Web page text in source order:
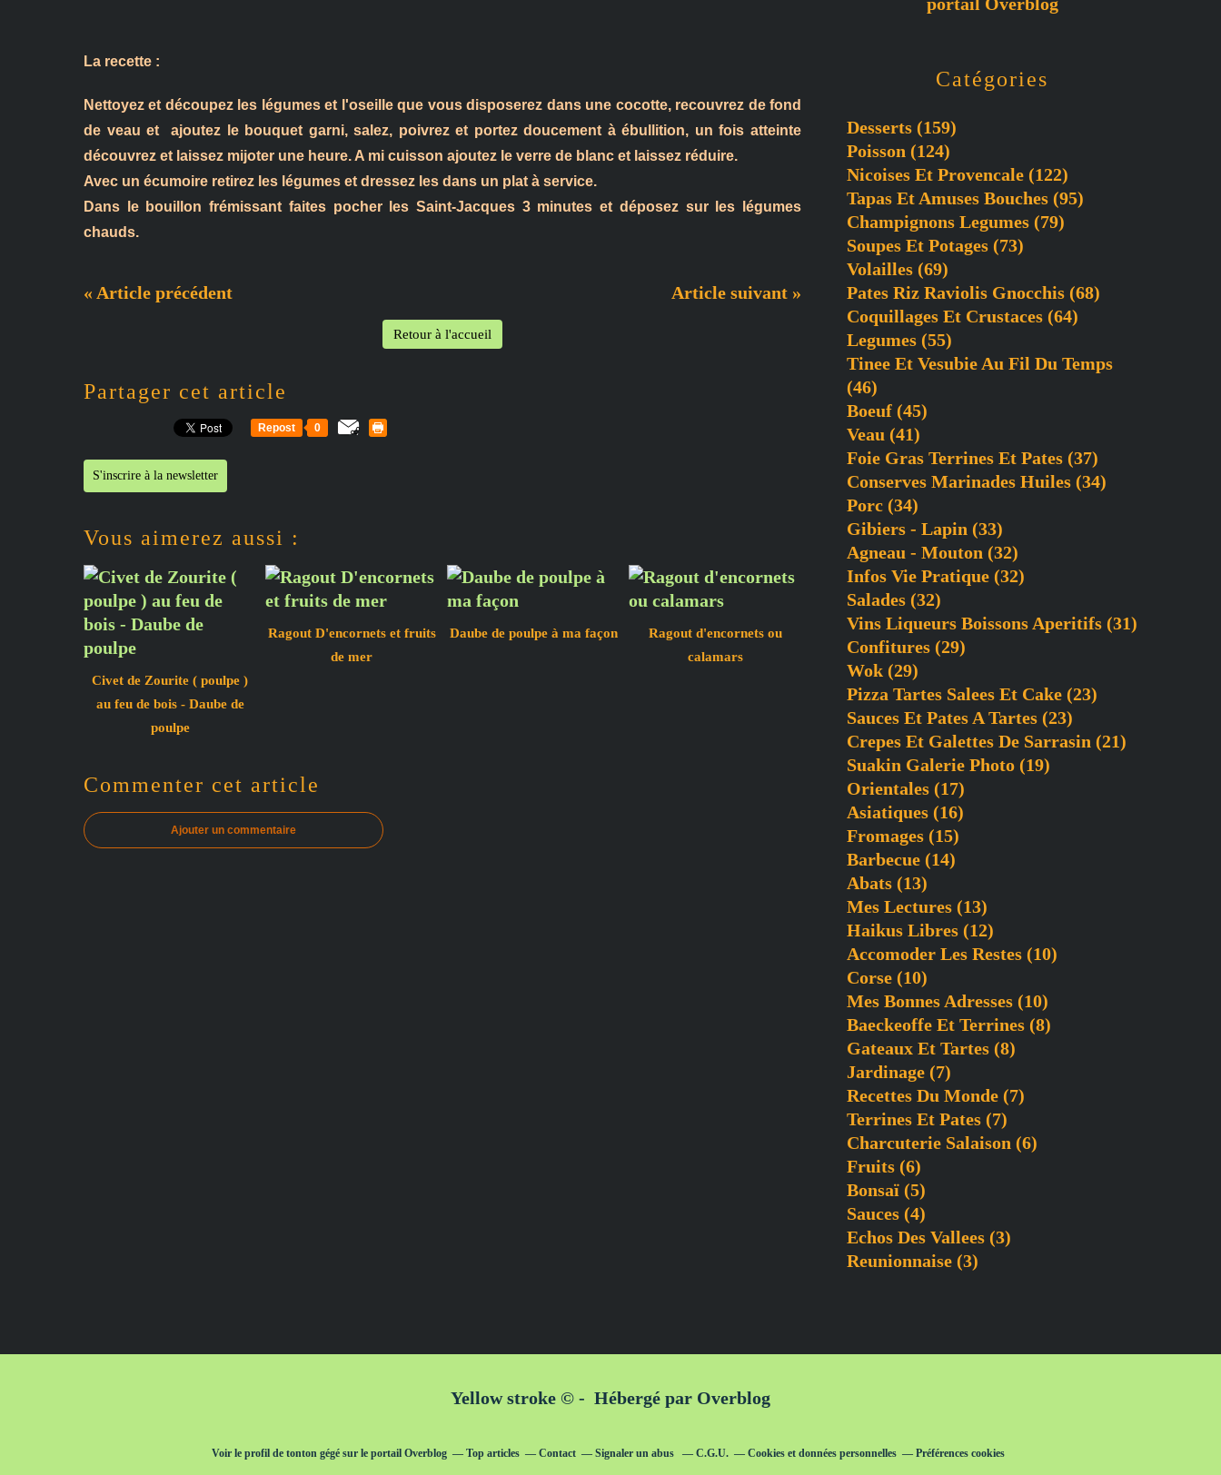
La recette :
Nettoyez et découpez les légumes et l'oseille que vous disposerez dans une cocotte, recouvrez de fond
de veau et ajoutez le bouquet garni, salez, poivrez et portez doucement à ébullition, un fois atteinte
découvrez et laissez mijoter une heure. A mi cuisson ajoutez le verre de blanc et laissez réduire.
Avec un écumoire retirez les légumes et dressez les dans un plat à service.
Dans le bouillon frémissant faites pocher les Saint-Jacques 3 minutes et déposez sur les légumes
chauds.
« Article précédent Article suivant »
Retour à l'accueil
Partager cet article
Repost 0
S'inscrire à la newsletter
Vous aimerez aussi :
Civet de Zourite ( poulpe )
au feu de bois - Daube de
poulpe
Ragout D'encornets et fruits
de mer
Daube de poulpe à ma façon
Ragout d'encornets ou
calamars
Commenter cet article
Ajouter un commentaire
Catégories
Desserts (159)
Poisson (124)
Nicoises Et Provencale (122)
Tapas Et Amuses Bouches (95)
Champignons Legumes (79)
Soupes Et Potages (73)
Volailles (69)
Pates Riz Raviolis Gnocchis (68)
Coquillages Et Crustaces (64)
Legumes (55)
Tinee Et Vesubie Au Fil Du Temps
(46)
Boeuf (45)
Veau (41)
Foie Gras Terrines Et Pates (37)
Conserves Marinades Huiles (34)
Porc (34)
Gibiers - Lapin (33)
Agneau - Mouton (32)
Infos Vie Pratique (32)
Salades (32)
Vins Liqueurs Boissons Aperitifs (31)
Confitures (29)
Wok (29)
Pizza Tartes Salees Et Cake (23)
Sauces Et Pates A Tartes (23)
Crepes Et Galettes De Sarrasin (21)
Suakin Galerie Photo (19)
Orientales (17)
Asiatiques (16)
Fromages (15)
Barbecue (14)
Abats (13)
Mes Lectures (13)
Haikus Libres (12)
Accomoder Les Restes (10)
Corse (10)
Mes Bonnes Adresses (10)
Baeckeoffe Et Terrines (8)
Gateaux Et Tartes (8)
Jardinage (7)
Recettes Du Monde (7)
Terrines Et Pates (7)
Charcuterie Salaison (6)
Fruits (6)
Bonsaï (5)
Sauces (4)
Echos Des Vallees (3)
Reunionnaise (3)
Yellow stroke © - Hébergé par Overblog
Voir le profil de tonton gégésur le portail Overblog Top articles Contact Signaler un abus C.G.U. Cookies et données personnelles Préférences cookies